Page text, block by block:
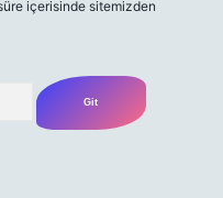
içerisinde sitemizden